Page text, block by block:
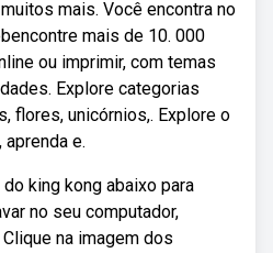
mais. Você encontra no
mais de 10. 000
ou imprimir, com temas
Explore categorias
flores, unicórnios,. Explore o
e.
king kong abaixo para
no seu computador,
na imagem dos